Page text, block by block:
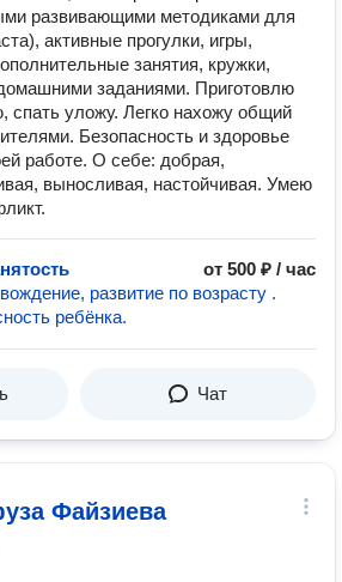
развивающими методиками для
активные прогулки, игры,
занятия, кружки,
заданиями. Приготовлю
спать уложу. Легко нахожу общий
Безопасность и здоровье
работе. О себе: добрая,
выносливая, настойчивая. Умею
от 500 ₽ / час
развитие по возрасту .
ребёнка.
Чат
Файзиева